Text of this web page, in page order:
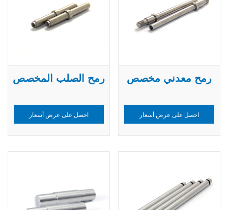
رمح الصلب المخصص
احصل على عرض أسعار
رمح معدني مخصص
احصل على عرض أسعار